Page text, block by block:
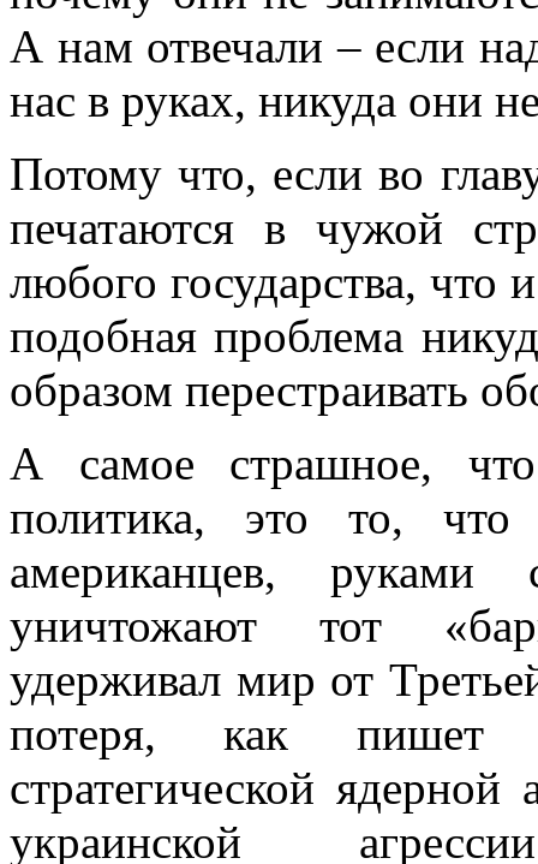
А нам отвечали – если
нас в руках, никуда они
Потому что, если во
печатаются в чужой
любого государства,
подобная проблема
образом перестраивать
А самое страшное,
политика, это то,
американцев, руками
уничтожают тот
удерживал мир от
потеря, как пишет
стратегической
украинской